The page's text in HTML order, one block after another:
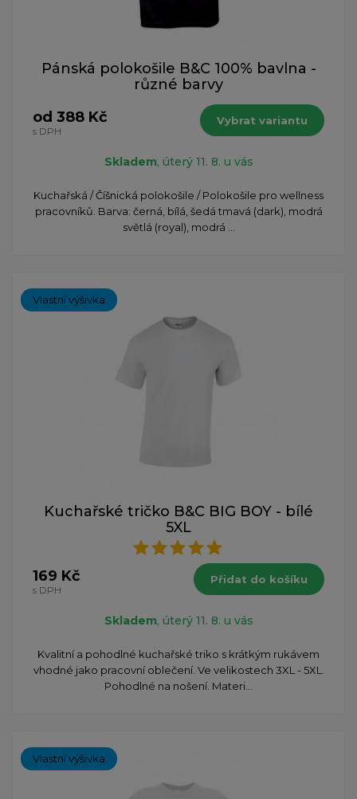
Pánská polokošile B&C 100% bavlna -
různé barvy
od 388 Kč
s DPH
Vybrat variantu
Skladem, úterý 11. 8. u vás
Kuchařská / Číšnická polokošile / Polokošile pro wellness
pracovníků. Barva: černá, bílá, šedá tmavá (dark), modrá
světlá (royal), modrá ...
Vlastní výšivka
Kuchařské tričko B&C BIG BOY - bílé
5XL
169 Kč
s DPH
Přidat do košíku
Skladem, úterý 11. 8. u vás
Kvalitní a pohodlné kuchařské triko s krátkým rukávem
vhodné jako pracovní oblečení. Ve velikostech 3XL - 5XL.
Pohodlné na nošení. Materi...
Vlastní výšivka